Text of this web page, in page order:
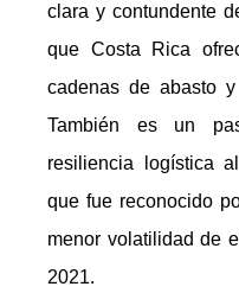
clara y contundente
que Costa Rica
cadenas de abasto
También es un
resiliencia logística
que fue reconocido
menor volatilidad de
2021.